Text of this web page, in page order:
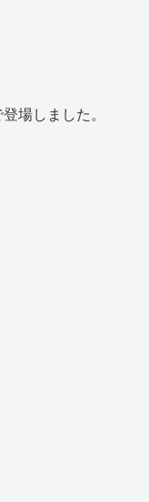
場しました。